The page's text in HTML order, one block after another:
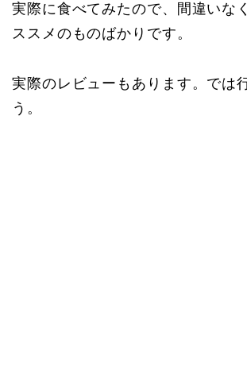
実際に食べてみたので、間違いな
ススメのものばかりです。
実際のレビューもあります。では
う。